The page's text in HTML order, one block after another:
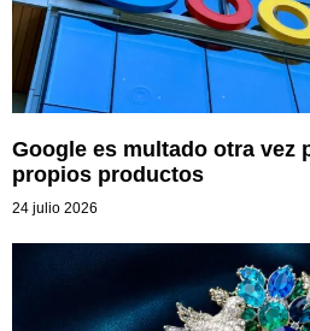
Google es multado otra vez
propios productos
24 julio 2026